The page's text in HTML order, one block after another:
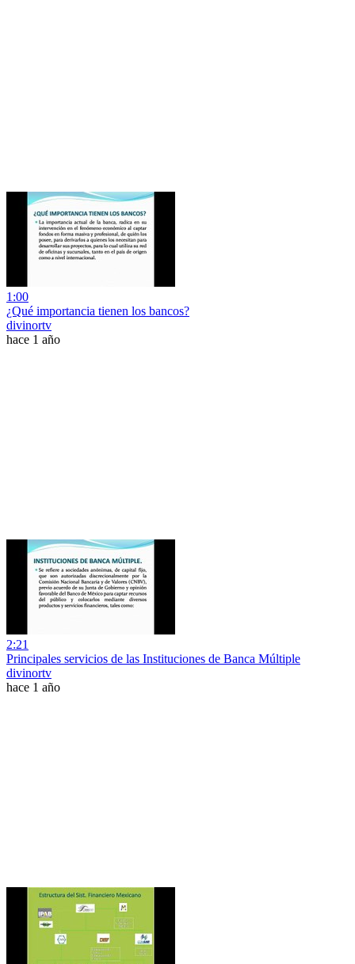
1:00
¿Qué importancia tienen los bancos?
divinortv
hace 1 año
2:21
Principales servicios de las Instituciones de Banca Múltiple
divinortv
hace 1 año